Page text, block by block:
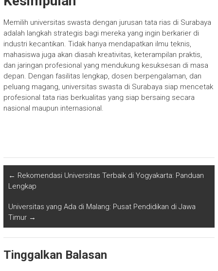
Memilih universitas swasta dengan jurusan tata rias di Surabaya
adalah langkah strategis bagi mereka yang ingin berkarier di
industri kecantikan. Tidak hanya mendapatkan ilmu teknis,
mahasiswa juga akan diasah kreativitas, keterampilan praktis,
dan jaringan profesional yang mendukung kesuksesan di masa
depan. Dengan fasilitas lengkap, dosen berpengalaman, dan
peluang magang, universitas swasta di Surabaya siap mencetak
profesional tata rias berkualitas yang siap bersaing secara
nasional maupun internasional.
← Rekomendasi Universitas Terbaik di Yogyakarta: Panduan
Lengkap
Universitas yang Ada di Malang: Pusat Pendidikan di Jawa
Timur →
Tinggalkan Balasan